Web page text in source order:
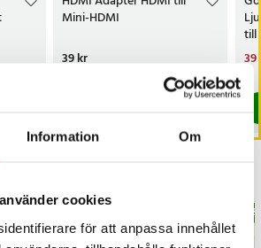
Information Om
cookies
för att anpassa innehållet
vardagar
Mini-HDMI
Pris:39 kr
39 kr
Just nu har vi bara 2 kvar av denna
till
39